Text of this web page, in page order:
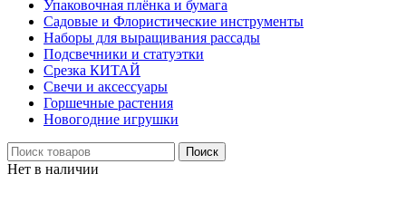
Упаковочная плёнка и бумага
Садовые и Флористические инструменты
Наборы для выращивания рассады
Подсвечники и статуэтки
Срезка КИТАЙ
Свечи и аксессуары
Горшечные растения
Новогодние игрушки
Поиск
Нет в наличии